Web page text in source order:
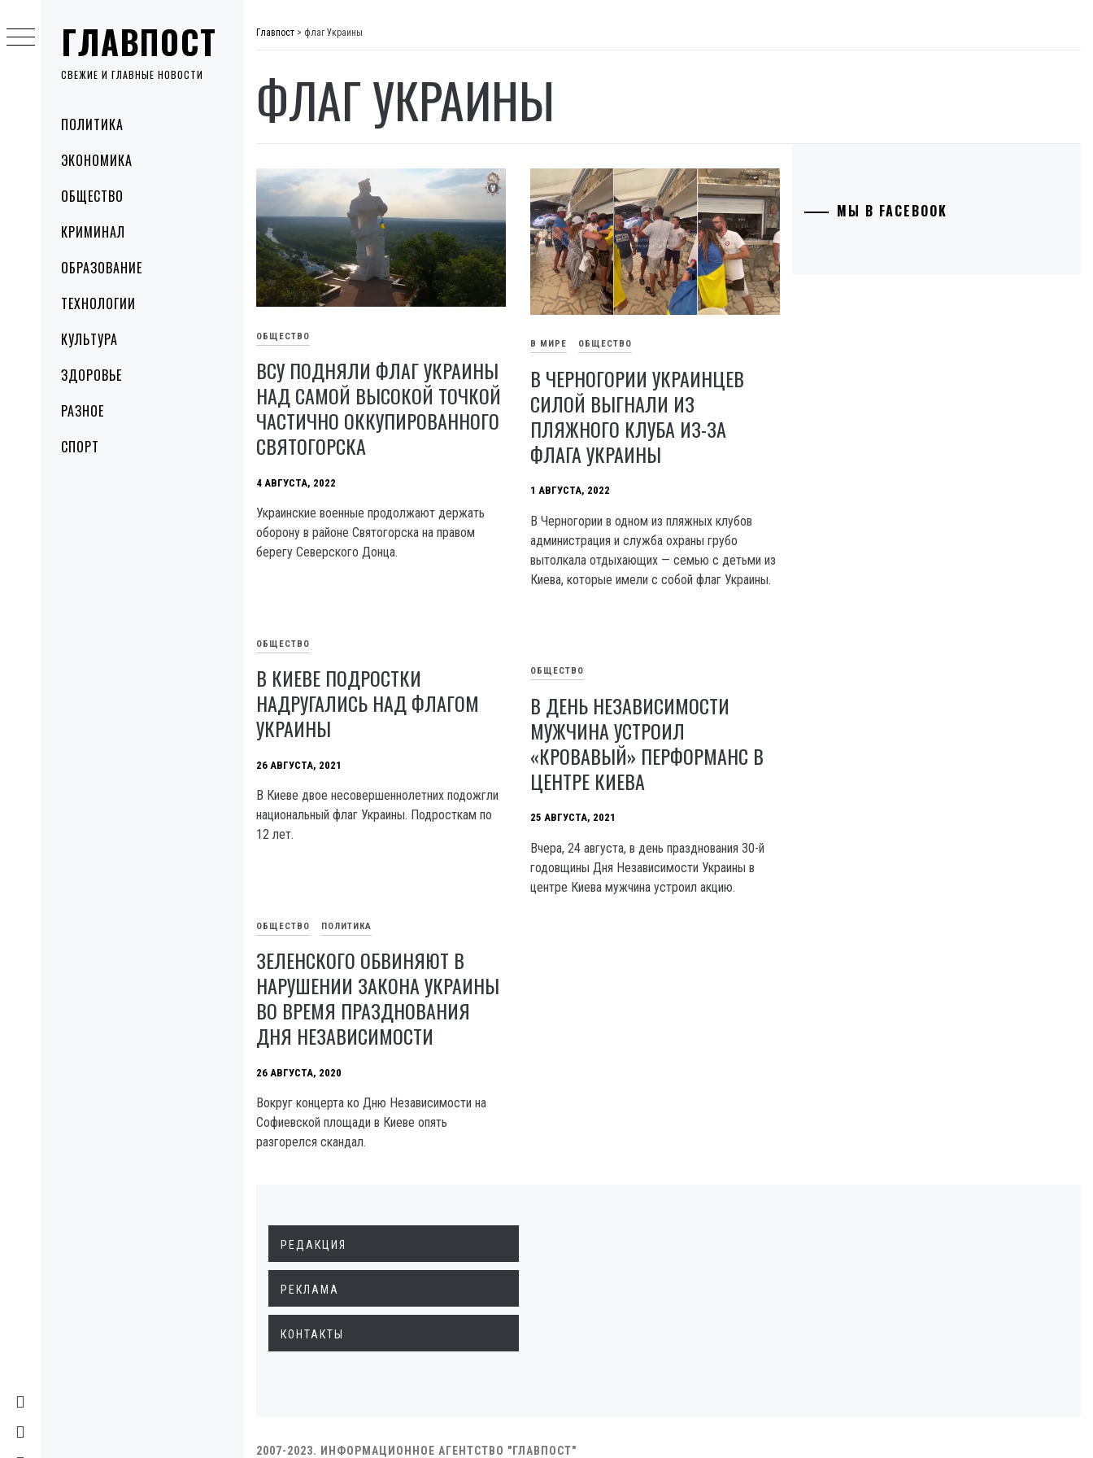
ГЛАВПОСТ
СВЕЖИЕ И ГЛАВНЫЕ НОВОСТИ
MenuПОЛИТИКА
ЭКОНОМИКА
ОБЩЕСТВО
КРИМИНАЛ
ОБРАЗОВАНИЕ
ТЕХНОЛОГИИ
КУЛЬТУРА
ЗДОРОВЬЕ
РАЗНОЕ
СПОРТ
to
content
Главпост > флаг Украины
ФЛАГ УКРАИНЫ
ОБЩЕСТВО
ВСУ ПОДНЯЛИ ФЛАГ УКРАИНЫ
НАД САМОЙ ВЫСОКОЙ ТОЧКОЙ
ЧАСТИЧНО ОККУПИРОВАННОГО
СВЯТОГОРСКА
4 АВГУСТА, 2022
Украинские военные продолжают держать
оборону в районе Святогорска на правом
берегу Северского Донца.
В МИРЕ ОБЩЕСТВО
В ЧЕРНОГОРИИ УКРАИНЦЕВ
СИЛОЙ ВЫГНАЛИ ИЗ
ПЛЯЖНОГО КЛУБА ИЗ-ЗА
ФЛАГА УКРАИНЫ
1 АВГУСТА, 2022
В Черногории в одном из пляжных клубов
администрация и служба охраны грубо
вытолкала отдыхающих — семью с детьми из
Киева, которые имели с собой флаг Украины.
ОБЩЕСТВО
В КИЕВЕ ПОДРОСТКИ
НАДРУГАЛИСЬ НАД ФЛАГОМ
УКРАИНЫ
26 АВГУСТА, 2021
В Киеве двое несовершеннолетних подожгли
национальный флаг Украины. Подросткам по
12 лет.
ОБЩЕСТВО
В ДЕНЬ НЕЗАВИСИМОСТИ
МУЖЧИНА УСТРОИЛ
«КРОВАВЫЙ» ПЕРФОРМАНС В
ЦЕНТРЕ КИЕВА
25 АВГУСТА, 2021
Вчера, 24 августа, в день празднования 30-й
годовщины Дня Независимости Украины в
центре Киева мужчина устроил акцию.
ОБЩЕСТВО ПОЛИТИКА
ЗЕЛЕНСКОГО ОБВИНЯЮТ В
НАРУШЕНИИ ЗАКОНА УКРАИНЫ
ВО ВРЕМЯ ПРАЗДНОВАНИЯ
ДНЯ НЕЗАВИСИМОСТИ
26 АВГУСТА, 2020
Вокруг концерта ко Дню Независимости на
Софиевской площади в Киеве опять
разгорелся скандал.
МЫ В FACEBOOK
РЕДАКЦИЯ
РЕКЛАМА
КОНТАКТЫ
2007-2023. ИНФОРМАЦИОННОЕ АГЕНТСТВО "ГЛАВПОСТ"